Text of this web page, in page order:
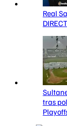
Real
tras